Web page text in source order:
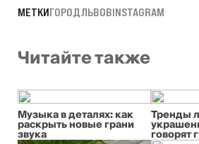
МЕТКИГОРОДЛЬВОВINSTAGRAM
Читайте также
Музыка в деталях: как
раскрыть новые грани
звука
Тренды
говорят